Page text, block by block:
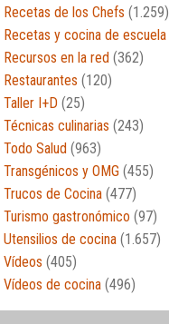
Recetas de los Chefs (1.259)
Recetas y cocina de escuela
Recursos en la red (362)
Restaurantes (120)
Taller I+D (25)
Técnicas culinarias (243)
Todo Salud (963)
Transgénicos y OMG (455)
Trucos de Cocina (477)
Turismo gastronómico (97)
Utensilios de cocina (1.657)
Vídeos (405)
Vídeos de cocina (496)